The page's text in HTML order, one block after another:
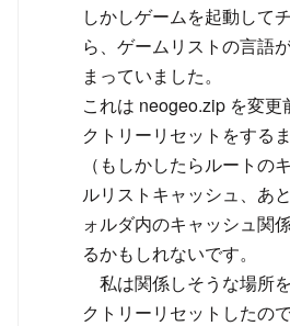
しかしゲームを起動して
ら、ゲームリストの言語
まっていました。
これは neogeo.zip を変
クトリーリセットをする
（もしかしたらルートの
ルリストキャッシュ、あ
ォルダ内のキャッシュ関
るかもしれないです。
私は関係しそうな場所
クトリーリセットしたの